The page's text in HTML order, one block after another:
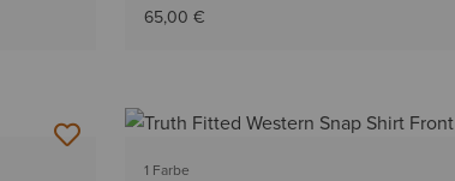
65,00 €
1 Farbe